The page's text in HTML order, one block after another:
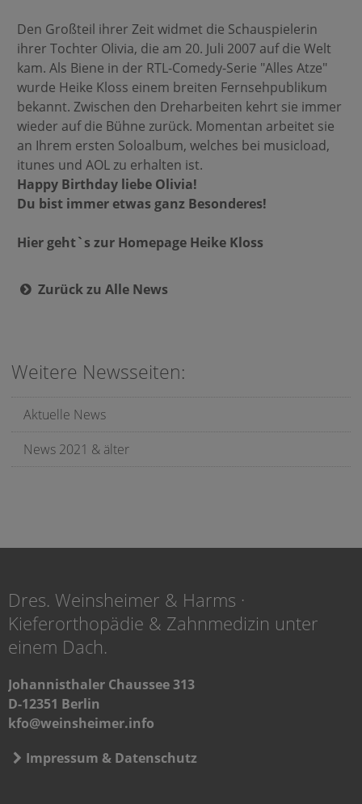
Den Großteil ihrer Zeit widmet die Schauspielerin
ihrer Tochter Olivia, die am 20. Juli 2007 auf die Welt
kam. Als Biene in der RTL-Comedy-Serie "Alles Atze"
wurde Heike Kloss einem breiten Fernsehpublikum
bekannt. Zwischen den Dreharbeiten kehrt sie immer
wieder auf die Bühne zurück. Momentan arbeitet sie
an Ihrem ersten Soloalbum, welches bei musicload,
itunes und AOL zu erhalten ist.
Happy Birthday liebe Olivia!
Du bist immer etwas ganz Besonderes!
Hier geht`s zur Homepage Heike Kloss
Zurück zu Alle News
Weitere Newsseiten:
Aktuelle News
News 2021 & älter
Dres. Weinsheimer & Harms ·
Kieferorthopädie & Zahnmedizin unter
einem Dach.
Johannisthaler Chaussee 313
D-12351 Berlin
kfo@weinsheimer.info
Impressum & Datenschutz